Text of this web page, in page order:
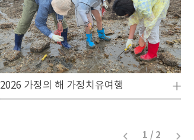
2026 가정의 해 가정치유여행
1 / 2